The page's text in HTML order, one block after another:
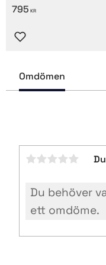
Omdömen
Du
795 KR
Lägg till i favoriter